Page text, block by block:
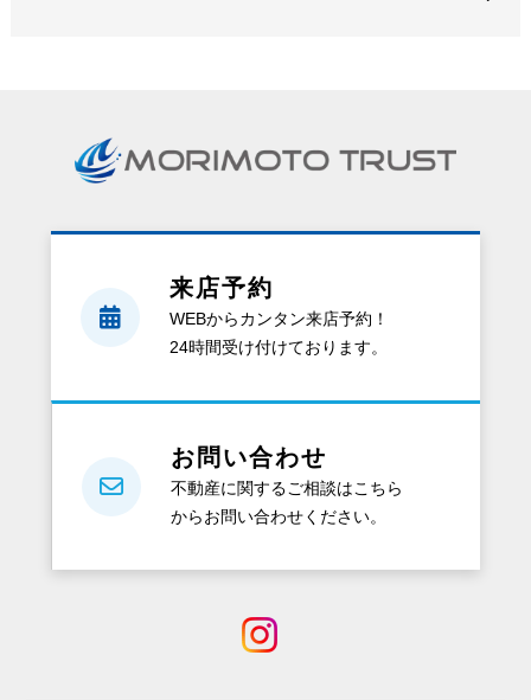
来店予約
WEBからカンタン来店予約！
24時間受け付けております。
お問い合わせ
不動産に関するご相談はこちら
からお問い合わせください。